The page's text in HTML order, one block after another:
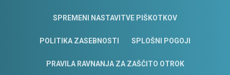
SPREMENI NASTAVITVE PIŠKOTKOV
POLITIKA ZASEBNOSTI SPLOŠNI POGOJI
PRAVILA RAVNANJA ZA ZAŠČITO OTROK